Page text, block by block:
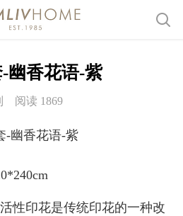
幽香花语-紫
阅读 1869
-幽香花语-紫
性印花是传统印花的一种改